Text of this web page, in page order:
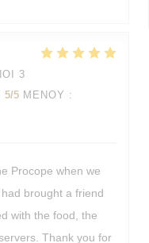
3
5/5 ΜΕΝΟΎ :
Procope when we
brought a friend
with the food, the
Thank you for